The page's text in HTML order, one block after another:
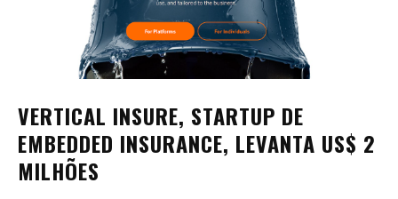
VERTICAL INSURE, STARTUP DE
EMBEDDED INSURANCE, LEVANTA US$ 2
MILHÕES